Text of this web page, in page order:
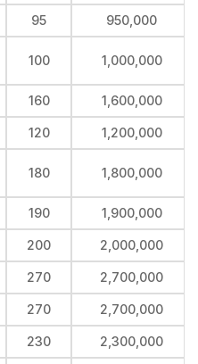
95 950,000
100 1,000,000
160 1,600,000
120 1,200,000
180 1,800,000
190 1,900,000
200 2,000,000
270 2,700,000
270 2,700,000
230 2,300,000